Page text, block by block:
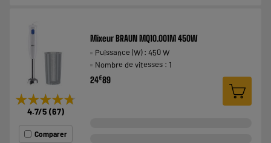
★★★★★
★★★★★
4.7/5 (67)
Comparer
Mixeur BRAUN MQ10.001M 450W
Puissance (W) : 450 W
Nombre de vitesses : 1
24€89